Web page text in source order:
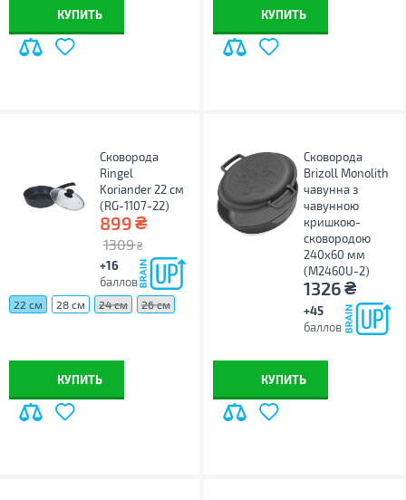
КУПИТЬ КУПИТЬ
Сковорода
Ringel
Koriander 22 см
(RG-1107-22)
899₴
1309 ₴
+16
баллов
22 см 28 см 24 см 26 см
КУПИТЬ
Сковорода
Brizoll Monolith
чавунна з
чавунною
кришкою-
сковородою
240х60 мм
(M2460U-2)
1326₴
+45
баллов
КУПИТЬ